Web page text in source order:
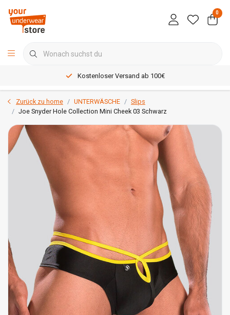
0
Kostenloser Versand ab 100€
Zurück zu home UNTERWÄSCHE
Slips
Joe Snyder Hole Collection Mini Cheek 03 Schwarz